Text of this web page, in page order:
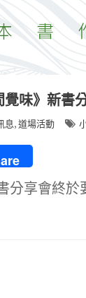
味》新書
息,道場活動
分享會終